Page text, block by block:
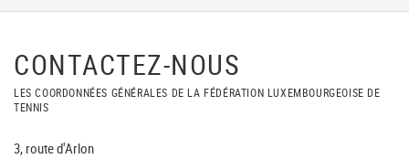
CONTACTEZ-NOUS
LES COORDONNÉES GÉNÉRALES DE LA FÉDÉRATION LUXEMBOURGEOISE DE
TENNIS
3, route d'Arlon